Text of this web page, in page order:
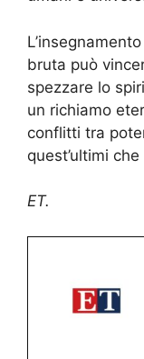
bruta può
spezzare lo
un richiamo
conflitti tra
quest’ultimi
ET.